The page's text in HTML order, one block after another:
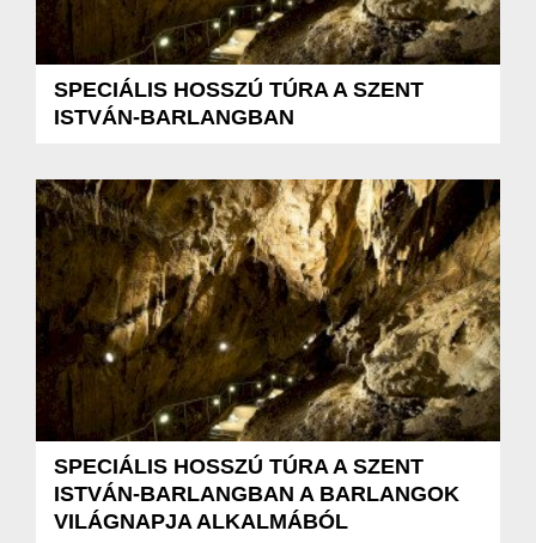
SPECIÁLIS HOSSZÚ TÚRA A SZENT
ISTVÁN-BARLANGBAN
SPECIÁLIS HOSSZÚ TÚRA A SZENT
ISTVÁN-BARLANGBAN A BARLANGOK
VILÁGNAPJA ALKALMÁBÓL